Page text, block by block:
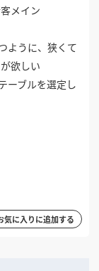
メイン
ように、狭くて
欲しい
ーブルを選定し
気に入りに追加する